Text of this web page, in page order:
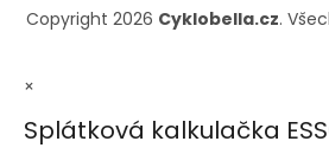
Copyright 2026 Cyklobella.cz.
×
Splátková kalkulačka